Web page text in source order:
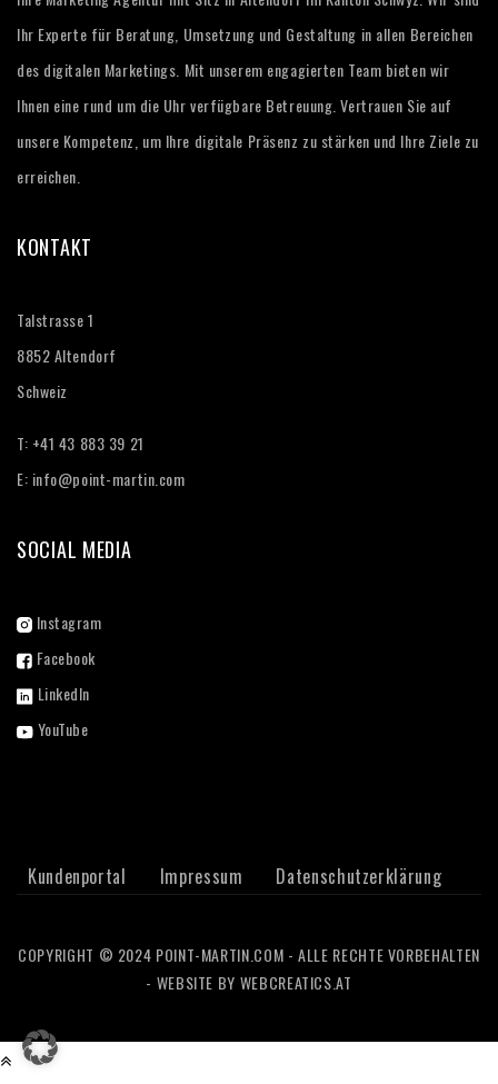
Ihr Experte für Beratung, Umsetzung und Gestaltung in allen Bereichen
des digitalen Marketings. Mit unserem engagierten Team bieten wir
Ihnen eine rund um die Uhr verfügbare Betreuung. Vertrauen Sie auf
unsere Kompetenz, um Ihre digitale Präsenz zu stärken und Ihre Ziele zu
erreichen.
KONTAKT
Talstrasse 1
8852 Altendorf
Schweiz
T: +41 43 883 39 21‬
E: info@point-martin.com
SOCIAL MEDIA
Instagram
Facebook
LinkedIn
YouTube
Kundenportal Impressum Datenschutzerklärung
COPYRIGHT © 2024 POINT-MARTIN.COM - ALLE RECHTE VORBEHALTEN
- WEBSITE BY WEBCREATICS.AT